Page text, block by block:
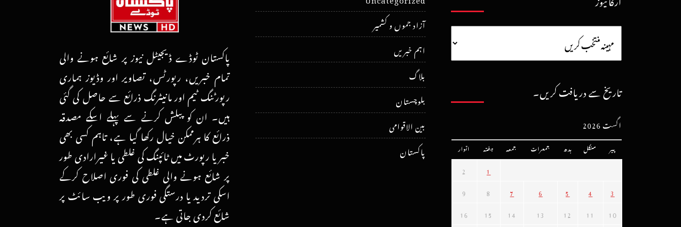
پاکستان ٹوڈے ڈیجیٹل نیوز پر شائع ہونے والی
تمام خبریں، رپورٹس، تصاویر اور وڈیوز ہماری
رپورٹنگ ٹیم اور مانیٹرنگ ذرائع سے حاصل کی گئی
ہیں۔ ان کو پبلش کرنے سے پہلے اسکے مصدقہ
ذرائع کا ہرممکن خیال رکھا گیا ہے، تاہم کسی بھی
خبر یا رپورٹ میں ٹائپنگ کی غلطی یا غیرارادی طور
پر شائع ہونے والی غلطی کی فوری اصلاح کرکے
اسکی تردید یا درستگی فوری طور پر ویب سائٹ پر
شائع کردی جاتی ہے۔
آزاد جموں و کشمیر
اہم خبریں
بلاگ
بلوچستان
بین الاقوامی
پاکستان
تاریخ سے دریافت کریں۔
اگست 2026
پیر منگل بدھ جمعرات جمعہ ہفتہ اتوار
1
2
3
4
5
6
7
8
9
10
11
12
13
14
15
16